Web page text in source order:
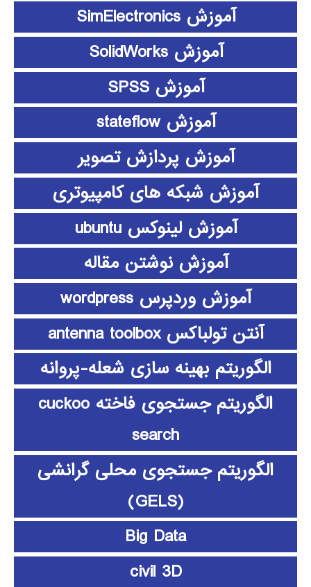
آموزش SimElectronics
آموزش SolidWorks
آموزش SPSS
آموزش stateflow
آموزش پردازش تصویر
آموزش شبکه های کامپیوتری
آموزش لینوکس ubuntu
آموزش نوشتن مقاله
آموزش وردپرس wordpress
آنتن تولباکس antenna toolbox
الگوریتم بهینه سازی شعله-پروانه
الگوریتم جستجوی فاخته cuckoo
search
الگوریتم جستجوی محلی گرانشی
(GELS)
Big Data
civil 3D